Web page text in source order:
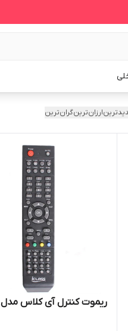
ارزان‌ترینگران‌ترین
ریموت کنترل آی کلاس مدل ۹۶۹۶